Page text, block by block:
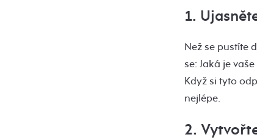
1.
Než se pustíte
se: Jaká je
Když si tyto
nejlépe.
2.